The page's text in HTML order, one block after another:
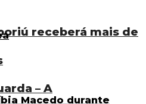
receberá mais de
– A